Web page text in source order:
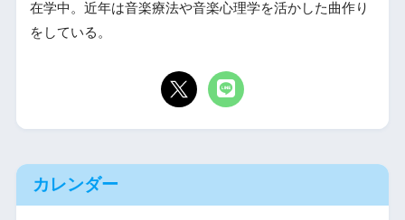
在学中。近年は音楽療法や音楽心理学を活かした曲作り
をしている。
カレンダー